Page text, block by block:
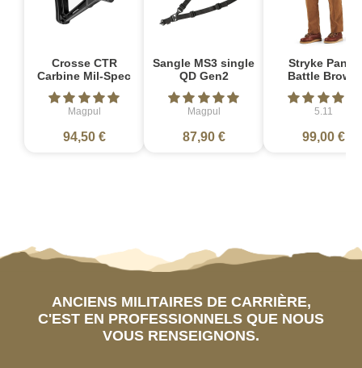
Crosse CTR
Carbine Mil-Spec
Magpul
94,50 €
Sangle MS3 single
QD Gen2
Magpul
87,90 €
Stryke Pant -
Battle Brown
5.11
99,00 €
ANCIENS MILITAIRES DE CARRIÈRE,
C'EST EN PROFESSIONNELS QUE NOUS
VOUS RENSEIGNONS.